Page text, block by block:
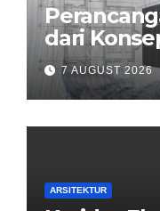
dari
7 AUGUST 2026
ARSITEKTUR